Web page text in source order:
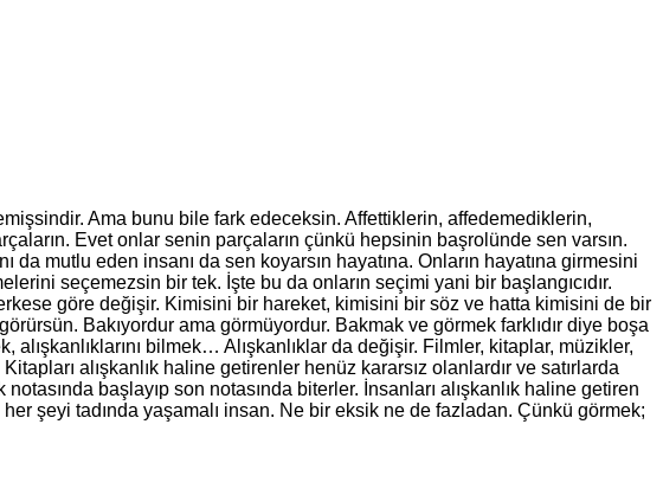
Ama bunu bile fark edeceksin. Affettiklerin, affedemediklerin,
Evet onlar senin parçaların çünkü hepsinin başrolünde sen varsın.
mutlu eden insanı da sen koyarsın hayatına. Onların hayatına girmesini
seçemezsin bir tek. İşte bu da onların seçimi yani bir başlangıcıdır.
göre değişir. Kimisini bir hareket, kimisini bir söz ve hatta kimisini de bir
Bakıyordur ama görmüyordur. Bakmak ve görmek farklıdır diye boşa
bilmek… Alışkanlıklar da değişir. Filmler, kitaplar, müzikler,
alışkanlık haline getirenler henüz kararsız olanlardır ve satırlarda
başlayıp son notasında biterler. İnsanları alışkanlık haline getiren
şeyi tadında yaşamalı insan. Ne bir eksik ne de fazladan. Çünkü görmek;